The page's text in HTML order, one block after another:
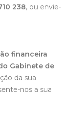
238, ou envie-
financeira
Gabinete de
da sua
nos a sua